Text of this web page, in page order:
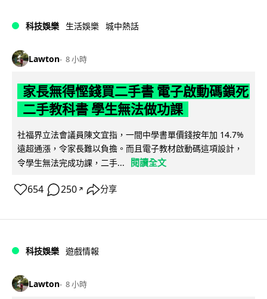
科技娛樂 生活娛樂 城中熱話
Lawton 8 小時
家長無得慳錢買二手書 電子啟動碼鎖死
二手教科書 學生無法做功課
社福界立法會議員陳文宜指，一間中學書單價錢按年加 14.7%
遠超通漲，令家長難以負擔。而且電子教材啟動碼這項設計，
令學生無法完成功課，二手...
閱讀全文
654 250 ↗ 分享
科技娛樂 遊戲情報
Lawton 8 小時